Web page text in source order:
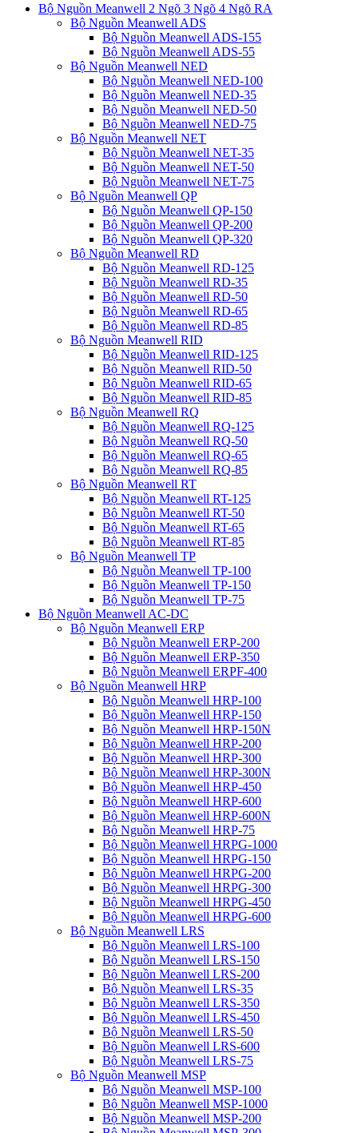
Bộ Nguồn Meanwell 2 Ngõ 3 Ngõ 4 Ngõ RA
Bộ Nguồn Meanwell ADS
Bộ Nguồn Meanwell ADS-155
Bộ Nguồn Meanwell ADS-55
Bộ Nguồn Meanwell NED
Bộ Nguồn Meanwell NED-100
Bộ Nguồn Meanwell NED-35
Bộ Nguồn Meanwell NED-50
Bộ Nguồn Meanwell NED-75
Bộ Nguồn Meanwell NET
Bộ Nguồn Meanwell NET-35
Bộ Nguồn Meanwell NET-50
Bộ Nguồn Meanwell NET-75
Bộ Nguồn Meanwell QP
Bộ Nguồn Meanwell QP-150
Bộ Nguồn Meanwell QP-200
Bộ Nguồn Meanwell QP-320
Bộ Nguồn Meanwell RD
Bộ Nguồn Meanwell RD-125
Bộ Nguồn Meanwell RD-35
Bộ Nguồn Meanwell RD-50
Bộ Nguồn Meanwell RD-65
Bộ Nguồn Meanwell RD-85
Bộ Nguồn Meanwell RID
Bộ Nguồn Meanwell RID-125
Bộ Nguồn Meanwell RID-50
Bộ Nguồn Meanwell RID-65
Bộ Nguồn Meanwell RID-85
Bộ Nguồn Meanwell RQ
Bộ Nguồn Meanwell RQ-125
Bộ Nguồn Meanwell RQ-50
Bộ Nguồn Meanwell RQ-65
Bộ Nguồn Meanwell RQ-85
Bộ Nguồn Meanwell RT
Bộ Nguồn Meanwell RT-125
Bộ Nguồn Meanwell RT-50
Bộ Nguồn Meanwell RT-65
Bộ Nguồn Meanwell RT-85
Bộ Nguồn Meanwell TP
Bộ Nguồn Meanwell TP-100
Bộ Nguồn Meanwell TP-150
Bộ Nguồn Meanwell TP-75
Bộ Nguồn Meanwell AC-DC
Bộ Nguồn Meanwell ERP
Bộ Nguồn Meanwell ERP-200
Bộ Nguồn Meanwell ERP-350
Bộ Nguồn Meanwell ERPF-400
Bộ Nguồn Meanwell HRP
Bộ Nguồn Meanwell HRP-100
Bộ Nguồn Meanwell HRP-150
Bộ Nguồn Meanwell HRP-150N
Bộ Nguồn Meanwell HRP-200
Bộ Nguồn Meanwell HRP-300
Bộ Nguồn Meanwell HRP-300N
Bộ Nguồn Meanwell HRP-450
Bộ Nguồn Meanwell HRP-600
Bộ Nguồn Meanwell HRP-600N
Bộ Nguồn Meanwell HRP-75
Bộ Nguồn Meanwell HRPG-1000
Bộ Nguồn Meanwell HRPG-150
Bộ Nguồn Meanwell HRPG-200
Bộ Nguồn Meanwell HRPG-300
Bộ Nguồn Meanwell HRPG-450
Bộ Nguồn Meanwell HRPG-600
Bộ Nguồn Meanwell LRS
Bộ Nguồn Meanwell LRS-100
Bộ Nguồn Meanwell LRS-150
Bộ Nguồn Meanwell LRS-200
Bộ Nguồn Meanwell LRS-35
Bộ Nguồn Meanwell LRS-350
Bộ Nguồn Meanwell LRS-450
Bộ Nguồn Meanwell LRS-50
Bộ Nguồn Meanwell LRS-600
Bộ Nguồn Meanwell LRS-75
Bộ Nguồn Meanwell MSP
Bộ Nguồn Meanwell MSP-100
Bộ Nguồn Meanwell MSP-1000
Bộ Nguồn Meanwell MSP-200